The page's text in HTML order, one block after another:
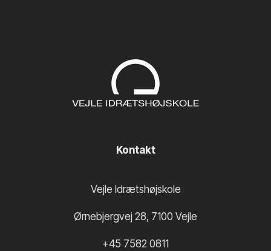
Kontakt
Vejle Idrætshøjskole
Ørnebjergvej 28, 7100 Vejle
+45 7582 0811